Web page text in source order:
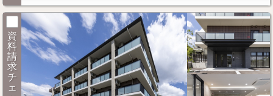
資
料
請
求
チ
ェ